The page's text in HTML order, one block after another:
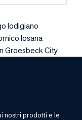
lodigiano
losana
Groesbeck City
nostri prodotti e le